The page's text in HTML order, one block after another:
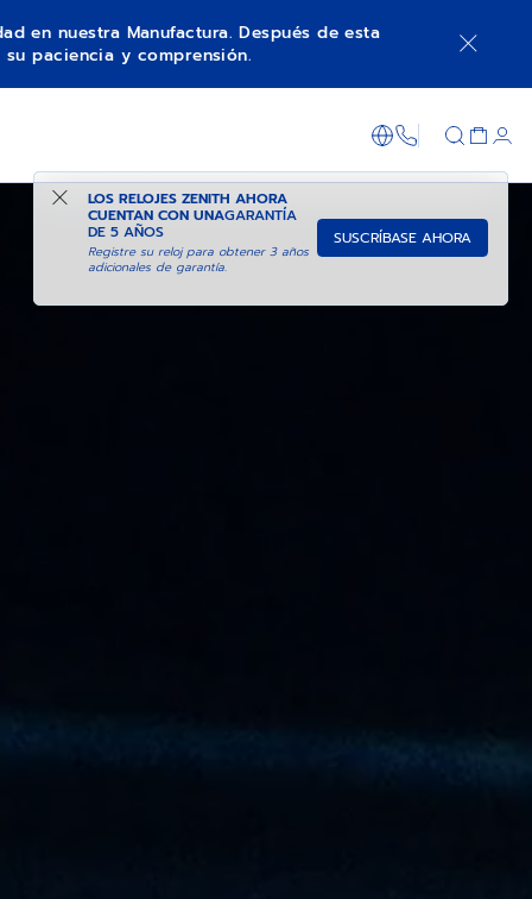
en nuestra Manufactura. Después de esta
paciencia y comprensión.
+800 36 00
LOS RELOJES ZENITH AHORA
CUENTAN CON UNAGARANTÍA
DE 5 AÑOS
Registre su reloj para obtener 3 años
adicionales de garantía.
SUSCRÍBASE AHORA